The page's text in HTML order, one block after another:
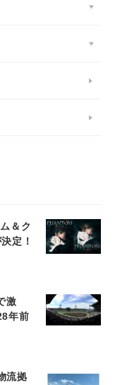
＆ク
定！
激
年前
流拠